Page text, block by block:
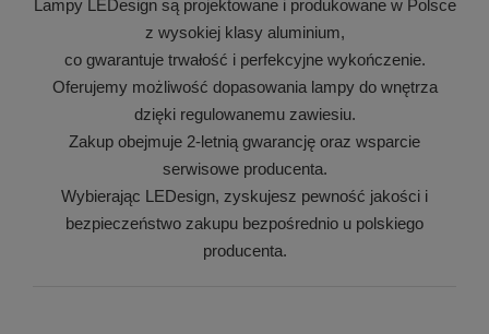
Lampy LEDesign są projektowane i produkowane w Polsce
z wysokiej klasy aluminium,
co gwarantuje trwałość i perfekcyjne wykończenie.
Oferujemy możliwość dopasowania lampy do wnętrza
dzięki regulowanemu zawiesiu.
Zakup obejmuje 2-letnią gwarancję oraz wsparcie
serwisowe producenta.
Wybierając LEDesign, zyskujesz pewność jakości i
bezpieczeństwo zakupu bezpośrednio u polskiego
producenta.